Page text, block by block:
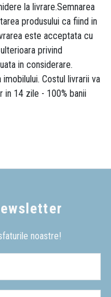
la livrare.Semnarea
produsului ca fiind in
este acceptata cu
privind
in considerare.
Costul livrarii va
in 14 zile - 100% banii
noastre!